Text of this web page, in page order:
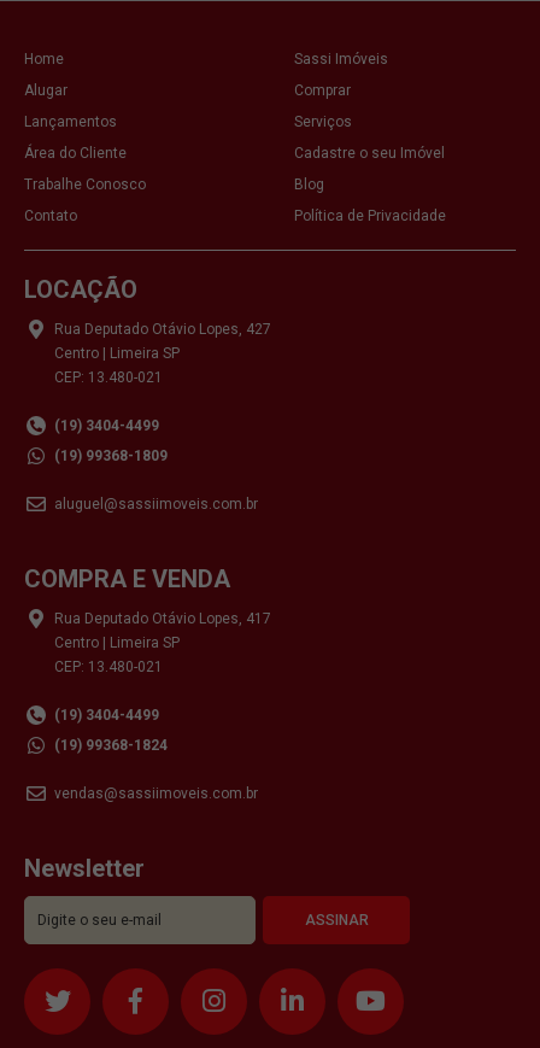
Home
Sassi Imóveis
Alugar
Comprar
Lançamentos
Serviços
Área do Cliente
Cadastre o seu Imóvel
Trabalhe Conosco
Blog
Contato
Política de Privacidade
LOCAÇÃO
Rua Deputado Otávio Lopes, 427
Centro | Limeira SP
CEP: 13.480-021
(19) 3404-4499
(19) 99368-1809
aluguel@sassiimoveis.com.br
COMPRA E VENDA
Rua Deputado Otávio Lopes, 417
Centro | Limeira SP
CEP: 13.480-021
(19) 3404-4499
(19) 99368-1824
vendas@sassiimoveis.com.br
Newsletter